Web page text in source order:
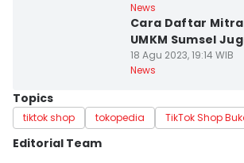
News
Cara Daftar
UMKM Sumsel
18 Agu 2023, 19:14 WIB
News
Topics
tiktok shop tokopedia TikTok Shop
Editorial Team